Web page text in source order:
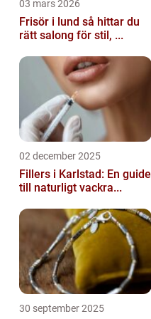
03 mars 2026
Frisör i lund så hittar du
rätt salong för stil, ...
02 december 2025
Fillers i Karlstad: En guide
till naturligt vackra...
30 september 2025